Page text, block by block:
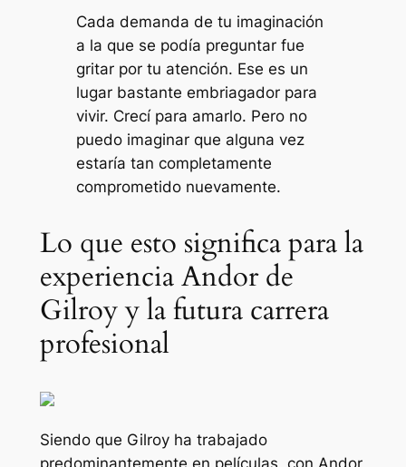
Cada demanda de tu imaginación
a la que se podía preguntar fue
gritar por tu atención. Ese es un
lugar bastante embriagador para
vivir. Crecí para amarlo. Pero no
puedo imaginar que alguna vez
estaría tan completamente
comprometido nuevamente.
Lo que esto significa para la
experiencia Andor de
Gilroy y la futura carrera
profesional
Siendo que Gilroy ha trabajado